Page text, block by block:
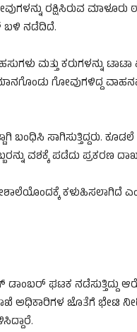
ರಕ್ಷಿಸಿರುವ
ಬಳಿ ನಡೆದಿದೆ.
ಮತ್ತು ಕರುಗಳನ್ನು
ಗೋವುಗಳಿದ್ದ
ಬಂಧಿಸಿ ಸಾಗಿಸುತ್ತಿದ್ದರು.
ವಶಕ್ಕೆ ಪಡೆದು ಪ್ರಕರಣ
ಡಾಂಬ‌ರ್ ಘಟಕ ನಡೆಸುತ್ತಿದ್ದು
ಅಧಿಕಾರಿಗಳ ಜೊತೆಗೆ ಭೇಟಿ